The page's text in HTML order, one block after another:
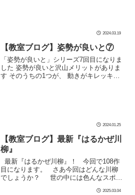
2024.03.19
【教室ブログ】姿勢が良いと⑦
「姿勢が良いと」シリーズ7回目になりま
した 姿勢が良いと沢山メリットがありま
す そのうちの1つが、 動きがキレッキレ
2024.01.25
【教室ブログ】最新『はるかぜ川
柳』
最新『はるかぜ川柳』！ 今回で108作
目になります。 さあ今回はどんな川柳
でしょうか？ 世の中には色んなスポー
2025.03.04